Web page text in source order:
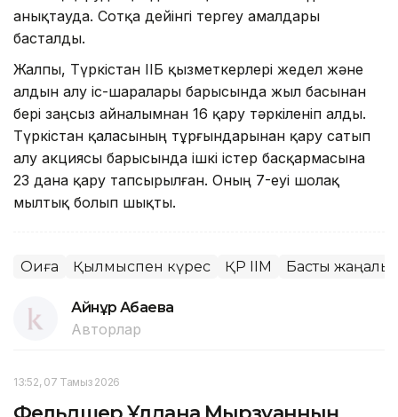
анықтауда. Сотқа дейінгі тергеу амалдары
басталды.
Жалпы, Түркістан ҚІІБ қызметкерлері жедел және
алдын алу іс-шаралары барысында жыл басынан
бері заңсыз айналымнан 16 қару тәркіленіп алды.
Түркістан қаласының тұрғындарынан қару сатып
алу акциясы барысында ішкі істер басқармасына
23 дана қару тапсырылған. Оның 7-еуі шолақ
мылтық болып шықты.
Оқиға Қылмыспен күрес ҚР ІІМ Басты жаңалық
Айнұр Ақбаева
Авторлар
13:52, 07 Тамыз 2026